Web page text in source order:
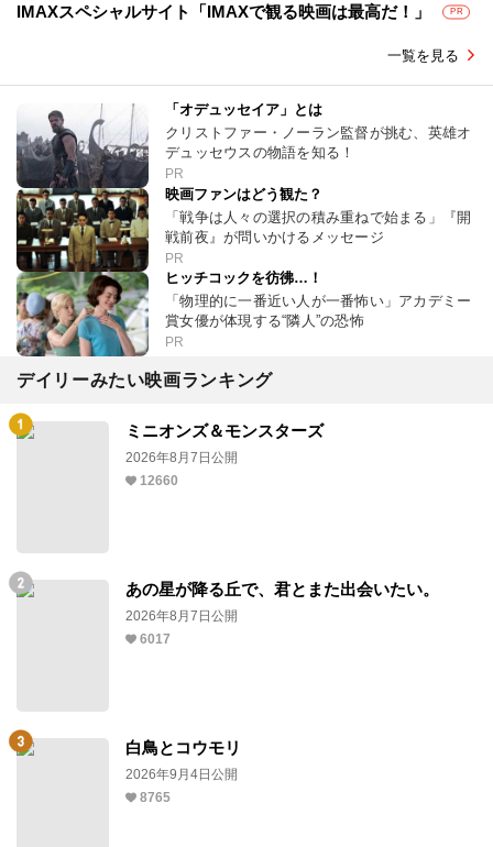
IMAXスペシャルサイト「IMAXで観る映画は最高だ！」 PR
一覧を見る
「オデュッセイア」とは
クリストファー・ノーラン監督が挑む、英雄オ
デュッセウスの物語を知る！
PR
映画ファンはどう観た？
「戦争は人々の選択の積み重ねで始まる」『開
戦前夜』が問いかけるメッセージ
PR
ヒッチコックを彷彿…！
「物理的に一番近い人が一番怖い」アカデミー
賞女優が体現する“隣人”の恐怖
PR
デイリーみたい映画ランキング
ミニオンズ＆モンスターズ
2026年8月7日公開
12660
あの星が降る丘で、君とまた出会いたい。
2026年8月7日公開
6017
白鳥とコウモリ
2026年9月4日公開
8765